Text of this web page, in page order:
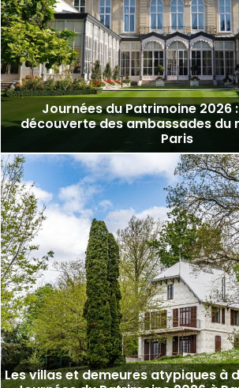
Journées du Patrimoine 2026
découverte des ambassades du
Paris
Les villas et demeures atypiques à